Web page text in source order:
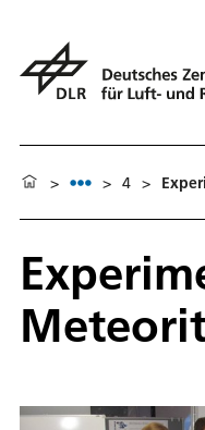
> > 4 >